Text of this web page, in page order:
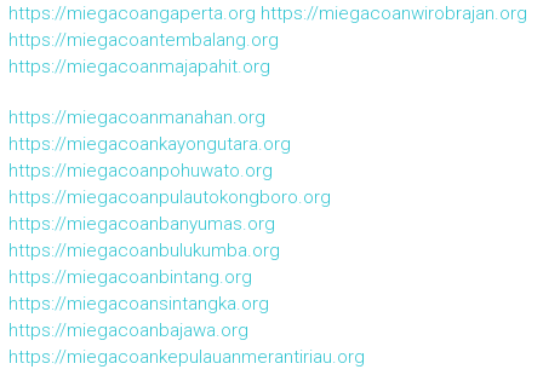
https://miegacoangaperta.org https://miegacoanwirobrajan.org
https://miegacoantembalang.org
https://miegacoanmajapahit.org
https://miegacoanmanahan.org
https://miegacoankayongutara.org
https://miegacoanpohuwato.org
https://miegacoanpulautokongboro.org
https://miegacoanbanyumas.org
https://miegacoanbulukumba.org
https://miegacoanbintang.org
https://miegacoansintangka.org
https://miegacoanbajawa.org
https://miegacoankepulauanmerantiriau.org